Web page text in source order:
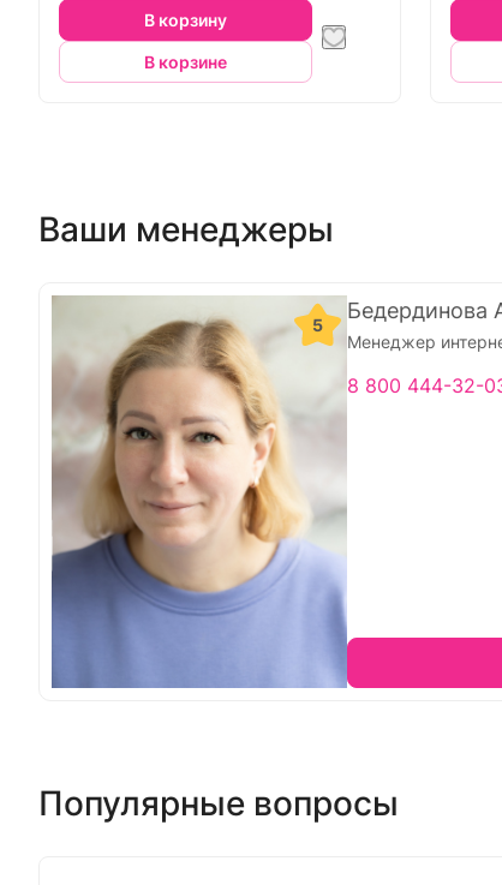
В корзину
В корзине
Ваши менеджеры
5
Бедердинова
Менеджер
8 800 444-32-
Популярные вопросы